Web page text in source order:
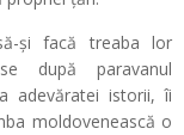
și facă treaba lor
după paravanul
adevăratei istorii, îi
moldovenească o